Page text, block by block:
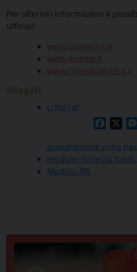
Per ulteriori informazioni è
ufficiali:
www.sovvenire.it
www.8xmille.it
www.chiesacattolica.it
Facebook
criteri di
assegnazione culto
modulo richiesta
Modulo 4%